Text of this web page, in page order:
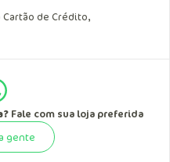
Cartão de Crédito,
Fale com sua loja preferida
gente